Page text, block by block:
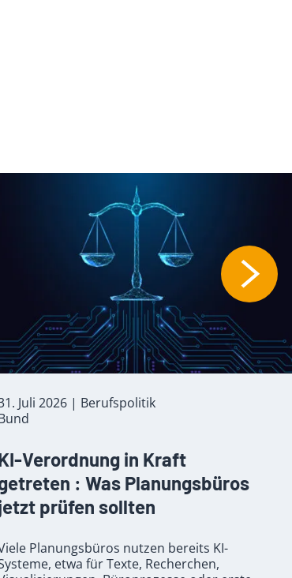
Juli 2026 | Berufspolitik
Verordnung in Kraft
: Was Planungsbüros
prüfen sollten
Planungsbüros nutzen bereits KI-
etwa für Texte, Recherchen,